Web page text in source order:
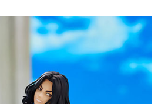
有限公司」（以下簡稱本公司）所提供，讓
買商品或服務，並由商店將買賣／分期付款
約使用本公司帳單繳交帳款。
分期」之契約關係目的，商店將以您的個人
提供予台灣大哥大進項蒐集、處理及利用，
所需資料之確認、核對及更正。
下連結：https://oppay.tw/userRule
以上)免運費
含以上)免運費
含以上)免運費